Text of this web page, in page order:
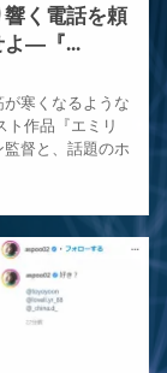
響く電話を頼
よ―『...
寒くなるような
ト作品『エミリ
督と、話題のホ